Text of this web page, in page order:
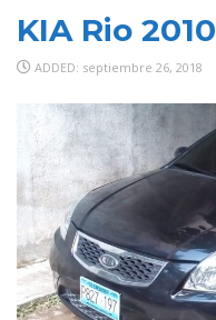
KIA Rio 2010
ADDED: septiembre 26, 2018